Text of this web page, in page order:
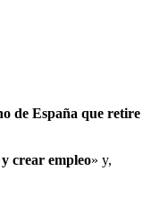
de España que retire
crear empleo» y,